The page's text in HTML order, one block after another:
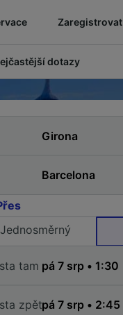
Zaregistrovat
dotazy
Jednosměrný
tam
zpět